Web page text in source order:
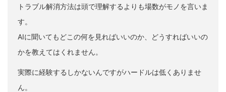
トラブル解消方法は頭で理解するよりも場数がモノを言いま
す。
AIに聞いてもどこの何を見ればいいのか、どうすればいいの
かを教えてはくれません。
実際に経験するしかないんですがハードルは低くありませ
ん。